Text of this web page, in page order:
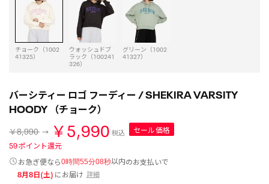
チョーク（1002
41325）
ウォッシュドブ
ラック（100241
326）
グリーン（1002
41327）
バーシティー ロゴ フーディー / SHEKIRA VARSITY
HOODY （チョーク）
￥8,990 ￥5,990 税込
セール価格
59ポイント還元
お急ぎ便なら0時間55分07秒以内のお支払いで
8月8日(土) にお届け 詳細